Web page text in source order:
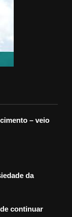
– veio
da
continuar